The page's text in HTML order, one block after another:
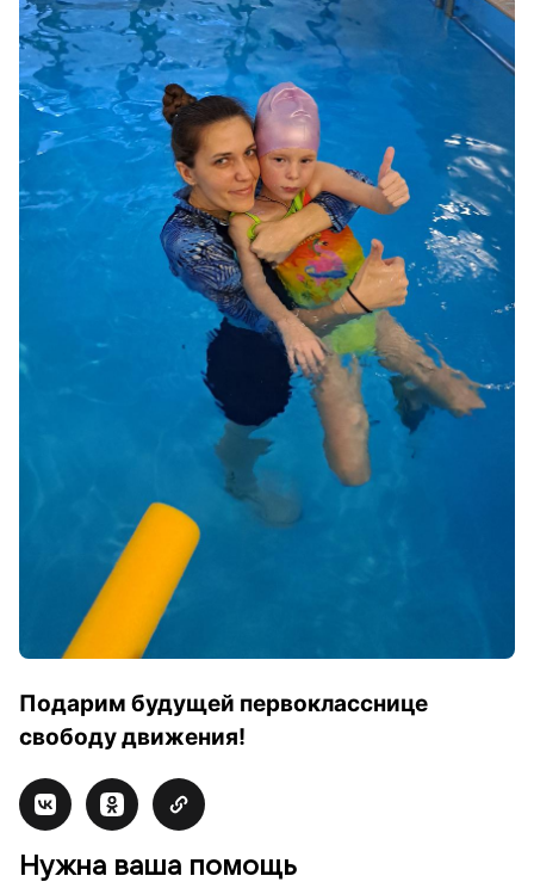
Подарим будущей первокласснице
свободу движения!
Нужна ваша помощь